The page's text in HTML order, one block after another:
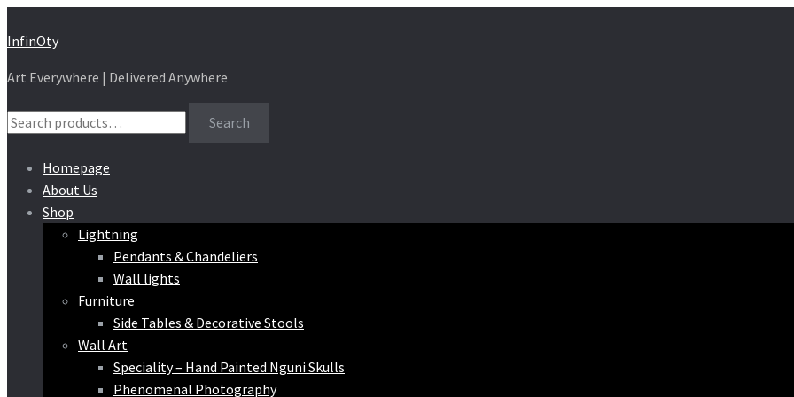
Skip
navigation
Skip
content
InfinOty
Art Everywhere | Delivered Anywhere
Search
for:
Search
Homepage
About Us
Shop
Lightning
Pendants & Chandeliers
Wall lights
Furniture
Side Tables & Decorative Stools
Wall Art
Speciality – Hand Painted Nguni Skulls
Phenomenal Photography